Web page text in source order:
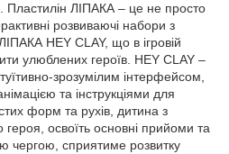
Пластилін ЛІПАКА – це не просто
розвиваючі набори з
HEY CLAY, що в ігровій
улюблених героїв. HEY CLAY –
зрозумілим інтерфейсом,
та інструкціями для
форм та рухів, дитина з
героя, освоїть основні прийоми та
чергою, сприятиме розвитку